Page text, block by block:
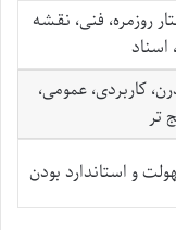
روزمره، فنی، نقشه
اسناد
کاربردی، عمومی،
تر
و استاندارد بودن